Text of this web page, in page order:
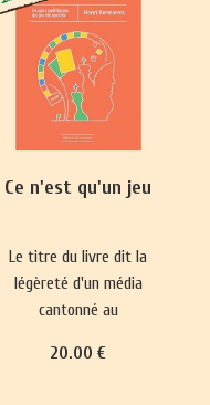
Ce n'est qu'un jeu
Le titre du livre dit la
légèreté d'un média
cantonné au
mineure dans le paysage
20.00 €